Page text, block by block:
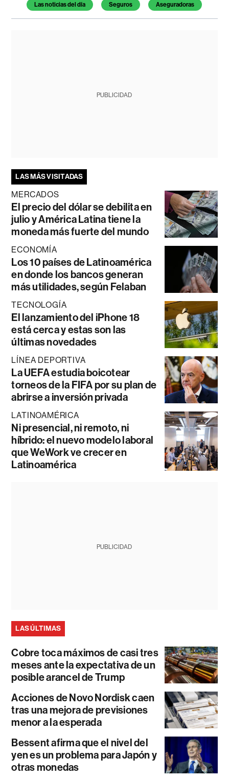
Las noticias del día Seguros Aseguradoras
PUBLICIDAD
LAS MÁS VISITADAS
MERCADOS
El precio del dólar se debilita en
julio y América Latina tiene la
moneda más fuerte del mundo
ECONOMÍA
Los 10 países de Latinoamérica
en donde los bancos generan
más utilidades, según Felaban
TECNOLOGÍA
El lanzamiento del iPhone 18
está cerca y estas son las
últimas novedades
LÍNEA DEPORTIVA
La UEFA estudia boicotear
torneos de la FIFA por su plan de
abrirse a inversión privada
LATINOAMÉRICA
Ni presencial, ni remoto, ni
híbrido: el nuevo modelo laboral
que WeWork ve crecer en
Latinoamérica
PUBLICIDAD
LAS ÚLTIMAS
Cobre toca máximos de casi tres
meses ante la expectativa de un
posible arancel de Trump
Acciones de Novo Nordisk caen
tras una mejora de previsiones
menor a la esperada
Bessent afirma que el nivel del
yen es un problema para Japón y
otras monedas